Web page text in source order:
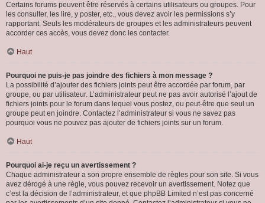
Certains forums peuvent être réservés à certains utilisateurs ou groupes. Pour
les consulter, les lire, y poster, etc., vous devez avoir les permissions s’y
rapportant. Seuls les modérateurs de groupes et les administrateurs peuvent
accorder ces accès, vous devez donc les contacter.
Haut
Pourquoi ne puis-je pas joindre des fichiers à mon message ?
La possibilité d’ajouter des fichiers joints peut être accordée par forum, par
groupe, ou par utilisateur. L’administrateur peut ne pas avoir autorisé l’ajout de
fichiers joints pour le forum dans lequel vous postez, ou peut-être que seul un
groupe peut en joindre. Contactez l’administrateur si vous ne savez pas
pourquoi vous ne pouvez pas ajouter de fichiers joints sur un forum.
Haut
Pourquoi ai-je reçu un avertissement ?
Chaque administrateur a son propre ensemble de règles pour son site. Si vous
avez dérogé à une règle, vous pouvez recevoir un avertissement. Notez que
c’est la décision de l’administrateur, et que phpBB Limited n’est pas concerné